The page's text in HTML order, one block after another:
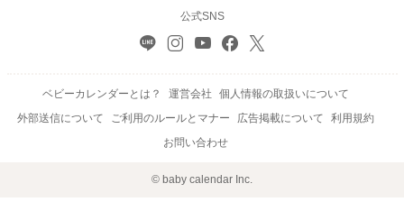
公式SNS
ベビーカレンダーとは？ 運営会社
個人情報の取扱いについて
外部送信について
ご利用のルールとマナー 広告掲載について
利用規約
お問い合わせ
© baby calendar Inc.